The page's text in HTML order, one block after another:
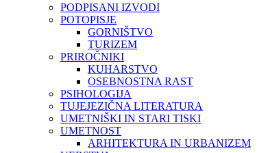
PODPISANI IZVODI
POTOPISJE
GORNIŠTVO
TURIZEM
PRIROČNIKI
KUHARSTVO
OSEBNOSTNA RAST
PSIHOLOGIJA
TUJEJEZIČNA LITERATURA
UMETNIŠKI IN STARI TISKI
UMETNOST
ARHITEKTURA IN URBANIZEM